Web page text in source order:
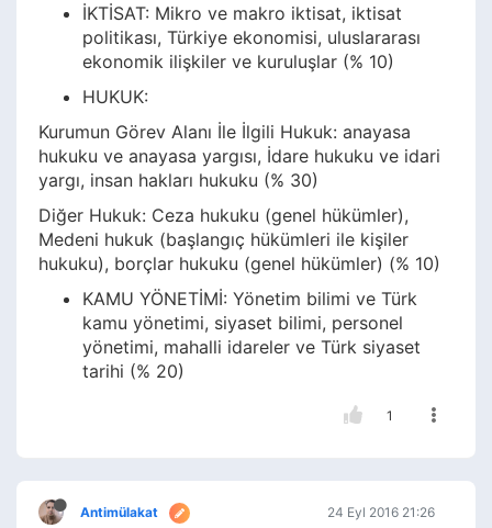
İKTİSAT: Mikro ve makro iktisat, iktisat
politikası, Türkiye ekonomisi, uluslararası
ekonomik ilişkiler ve kuruluşlar (% 10)
HUKUK:
Kurumun Görev Alanı İle İlgili Hukuk: anayasa
hukuku ve anayasa yargısı, İdare hukuku ve idari
yargı, insan hakları hukuku (% 30)
Diğer Hukuk: Ceza hukuku (genel hükümler),
Medeni hukuk (başlangıç hükümleri ile kişiler
hukuku), borçlar hukuku (genel hükümler) (% 10)
KAMU YÖNETİMİ: Yönetim bilimi ve Türk
kamu yönetimi, siyaset bilimi, personel
yönetimi, mahalli idareler ve Türk siyaset
tarihi (% 20)
1
Antimülakat 24 Eyl 2016 21:26